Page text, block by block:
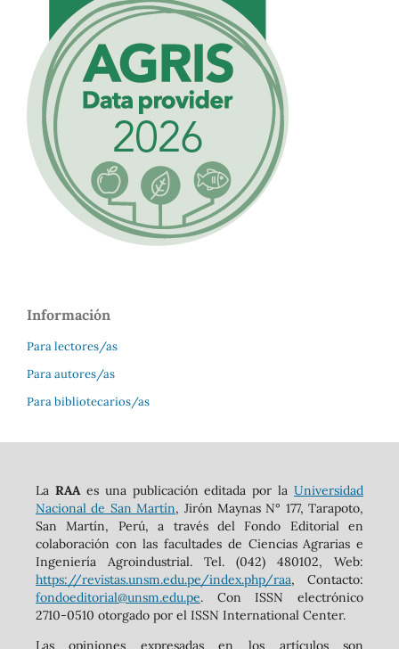
Información
Para lectores/as
Para autores/as
Para bibliotecarios/as
La RAAes una publicación editada por laUniversidad
Nacional de San Martín, Jirón Maynas N° 177, Tarapoto,
San Martín, Perú, a través del Fondo Editorial en
colaboración con las facultades de Ciencias Agrarias e
Ingeniería Agroindustrial. Tel. (042) 480102, Web:
https://revistas.unsm.edu.pe/index.php/raa, Contacto:
fondoeditorial@unsm.edu.pe. Con ISSN electrónico
2710-0510 otorgado por el ISSN International Center.
Las opiniones expresadas en los artículos son